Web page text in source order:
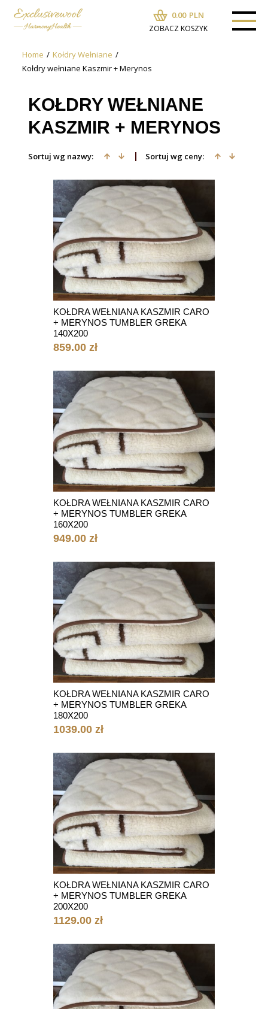
0.00 PLN
ZOBACZ KOSZYK
Home / Kołdry Wełniane /
Kołdry wełniane Kaszmir + Merynos
KOŁDRY WEŁNIANE
KASZMIR + MERYNOS
Sortuj wg nazwy: Sortuj wg ceny:
KOŁDRA WEŁNIANA KASZMIR CARO
+ MERYNOS TUMBLER GREKA
140X200
859.00 zł
KOŁDRA WEŁNIANA KASZMIR CARO
+ MERYNOS TUMBLER GREKA
160X200
949.00 zł
KOŁDRA WEŁNIANA KASZMIR CARO
+ MERYNOS TUMBLER GREKA
180X200
1039.00 zł
KOŁDRA WEŁNIANA KASZMIR CARO
+ MERYNOS TUMBLER GREKA
200X200
1129.00 zł